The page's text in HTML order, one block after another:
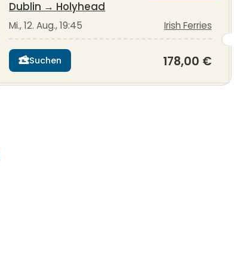
Dublin → Holyhead
Mi., 12. Aug., 19:45 Irish Ferries
Suchen 178,00 €